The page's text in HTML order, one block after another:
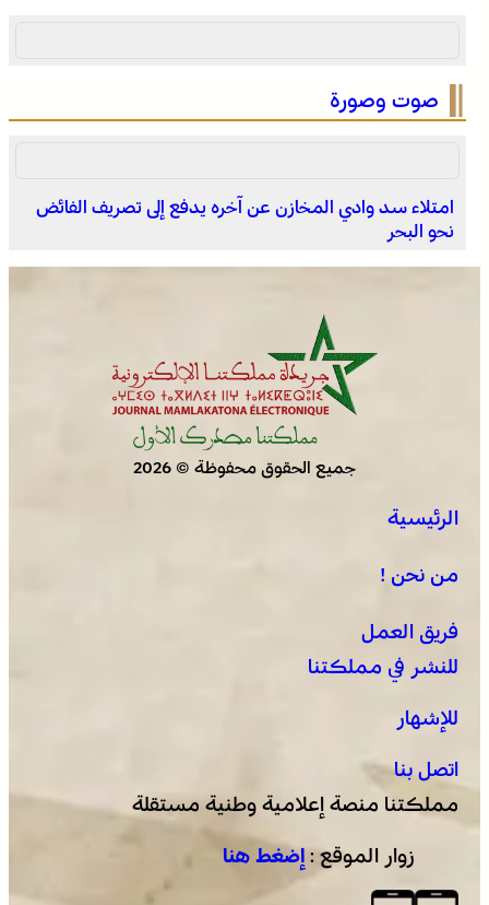
الصحراء المغربية .. كولومبيا تعلن تغييرا في موقفها وتعترف
برقية تعزية ومواساة من أسرة جريدة “مملكتنا” إلى الأستاذ
المرحوم مُّحمد العمراني
صوت وصورة
امتلاء سد وادي المخازن عن آخره يدفع إلى تصريف الفائض
نحو البحر
جميع الحقوق محفوظة © 2026
الرئيسية
من نحن !
فريق العمل
للنشر في مملكتنا
للإشهار
اتصل بنا
مملكتنا منصة إعلامية وطنية مستقلة
زوار الموقع : إضغط هنا